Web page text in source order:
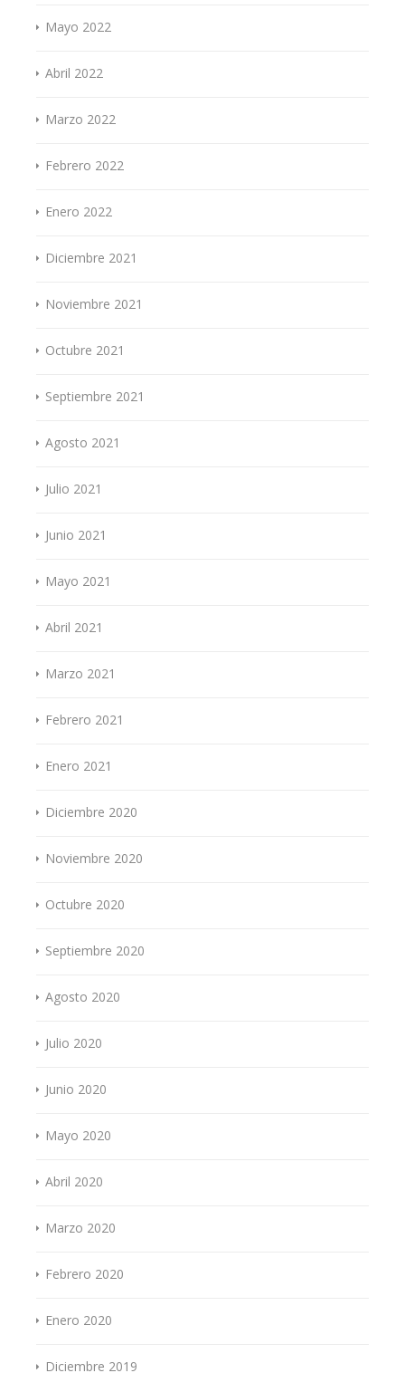
Mayo 2022
Abril 2022
Marzo 2022
Febrero 2022
Enero 2022
Diciembre 2021
Noviembre 2021
Octubre 2021
Septiembre 2021
Agosto 2021
Julio 2021
Junio 2021
Mayo 2021
Abril 2021
Marzo 2021
Febrero 2021
Enero 2021
Diciembre 2020
Noviembre 2020
Octubre 2020
Septiembre 2020
Agosto 2020
Julio 2020
Junio 2020
Mayo 2020
Abril 2020
Marzo 2020
Febrero 2020
Enero 2020
Diciembre 2019